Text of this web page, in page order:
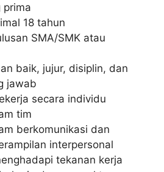
prima
18 tahun
SMA/SMK atau
baik, jujur, disiplin, dan
jawab
secara individu
tim
berkomunikasi dan
interpersonal
tekanan kerja